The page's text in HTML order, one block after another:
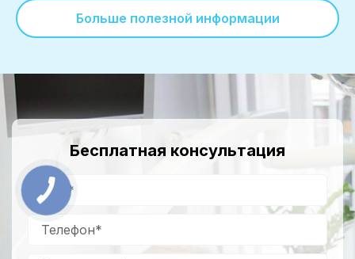
Больше полезной информации
Бесплатная консультация